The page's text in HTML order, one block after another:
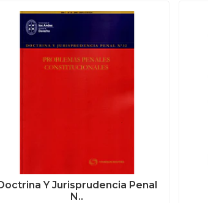
Y Jurisprudencia Penal
N..